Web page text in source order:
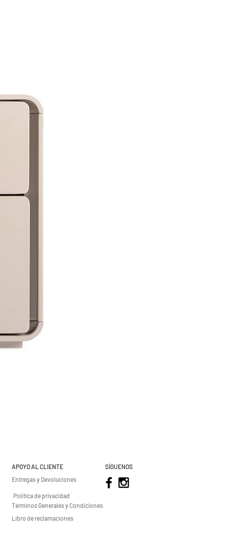
APOYO AL CLIENTE
Entregas y Devoluciones
SÍGUENOS
Política de privacidad
Términos Generales y Condiciones
Libro de reclamaciones